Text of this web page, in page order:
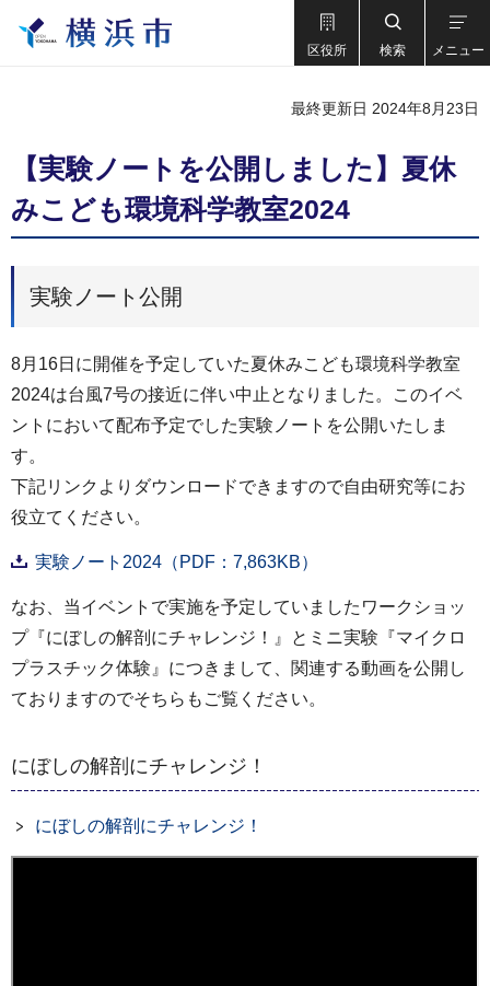
区役所 検索 メニュー
最終更新日 2024年8月23日
【実験ノートを公開しました】夏休
みこども環境科学教室2024
実験ノート公開
8月16日に開催を予定していた夏休みこども環境科学教室
2024は台風7号の接近に伴い中止となりました。このイベ
ントにおいて配布予定でした実験ノートを公開いたしま
す。
下記リンクよりダウンロードできますので自由研究等にお
役立てください。
実験ノート2024（PDF：7,863KB）
なお、当イベントで実施を予定していましたワークショッ
プ『にぼしの解剖にチャレンジ！』とミニ実験『マイクロ
プラスチック体験』につきまして、関連する動画を公開し
ておりますのでそちらもご覧ください。
にぼしの解剖にチャレンジ！
にぼしの解剖にチャレンジ！